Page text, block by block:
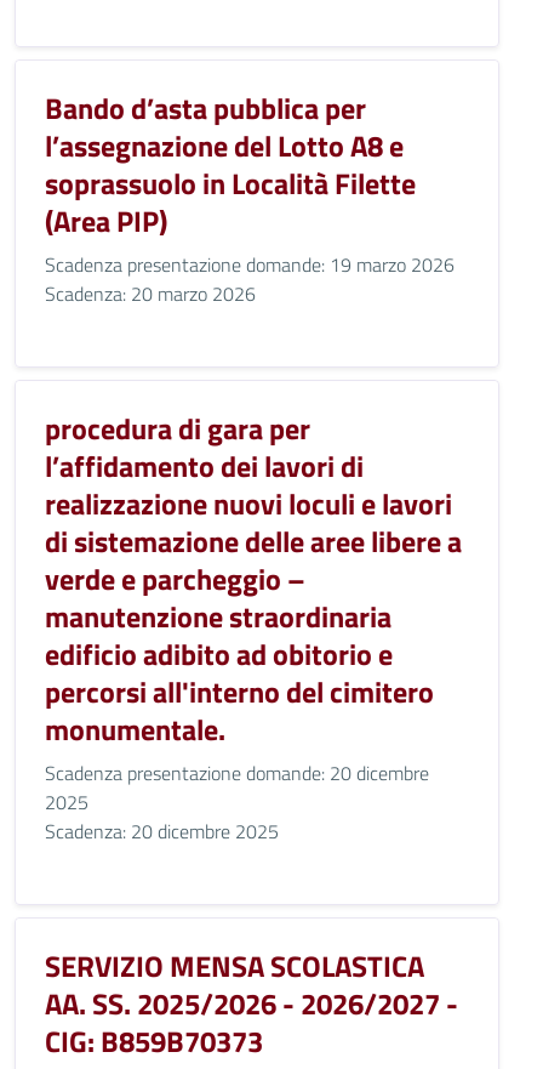
Bando d’asta pubblica per
l’assegnazione del Lotto A8 e
soprassuolo in Località Filette
(Area PIP)
Scadenza presentazione domande: 19 marzo 2026
Scadenza: 20 marzo 2026
procedura di gara per
l’affidamento dei lavori di
realizzazione nuovi loculi e lavori
di sistemazione delle aree libere a
verde e parcheggio –
manutenzione straordinaria
edificio adibito ad obitorio e
percorsi all'interno del cimitero
monumentale.
Scadenza presentazione domande: 20 dicembre
2025
Scadenza: 20 dicembre 2025
SERVIZIO MENSA SCOLASTICA
AA. SS. 2025/2026 - 2026/2027 -
CIG: B859B70373